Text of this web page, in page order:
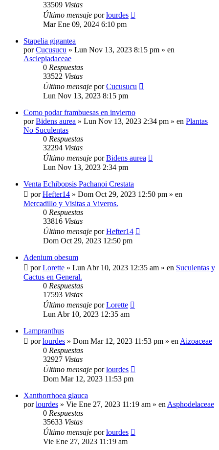
33509 Vistas
Último mensaje porlourdes
Mar Ene 09, 2024 6:10 pm
Stapelia gigantea
porCucusucu » Lun Nov 13, 2023 8:15 pm » en
Asclepiadaceae
0 Respuestas
33522 Vistas
Último mensaje porCucusucu
Lun Nov 13, 2023 8:15 pm
Como podar frambuesas en invierno
porBidens aurea » Lun Nov 13, 2023 2:34 pm » en Plantas
No Suculentas
0 Respuestas
32294 Vistas
Último mensaje porBidens aurea
Lun Nov 13, 2023 2:34 pm
Venta Echibopsis Pachanoi Crestata
porHefter14 » Dom Oct 29, 2023 12:50 pm » en
Mercadillo y Visitas a Viveros.
0 Respuestas
33816 Vistas
Último mensaje porHefter14
Dom Oct 29, 2023 12:50 pm
Adenium obesum
porLorette » Lun Abr 10, 2023 12:35 am » en Suculentas y
Cactus en General.
0 Respuestas
17593 Vistas
Último mensaje porLorette
Lun Abr 10, 2023 12:35 am
Lampranthus
porlourdes » Dom Mar 12, 2023 11:53 pm » en Aizoaceae
0 Respuestas
32927 Vistas
Último mensaje porlourdes
Dom Mar 12, 2023 11:53 pm
Xanthorrhoea glauca
porlourdes » Vie Ene 27, 2023 11:19 am » en Asphodelaceae
0 Respuestas
35633 Vistas
Último mensaje porlourdes
Vie Ene 27, 2023 11:19 am